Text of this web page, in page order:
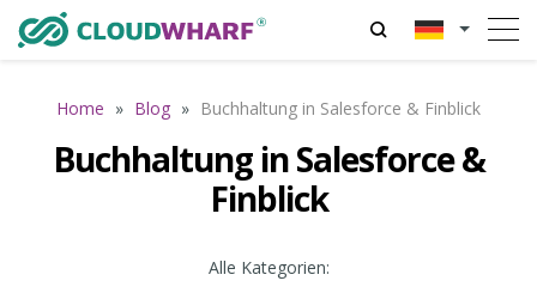
Home » Blog » Buchhaltung in Salesforce & Finblick
Buchhaltung in Salesforce &
Finblick
Alle Kategorien: